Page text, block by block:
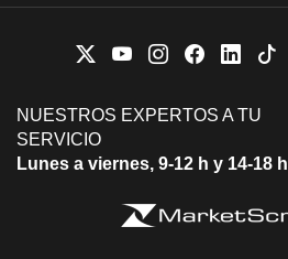
NUESTROS EXPERTOS A TU
SERVICIO
Lunes a viernes, 9-12 h y 14-18 h